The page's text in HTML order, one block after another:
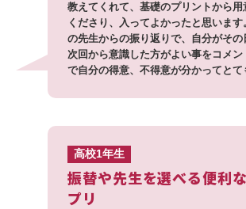
教えてくれて、基礎のプリントから用
くださり、入ってよかったと思いま
の先生からの振り返りで、自分がその
次回から意識した方がよい事をコメ
で自分の得意、不得意が分かってとて
高校1年生
振替や先生を選べる便利
プリ